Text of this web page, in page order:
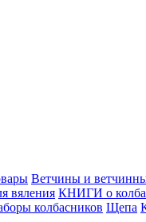
Ветчины и
КНИГИ о
колбасников Щепа